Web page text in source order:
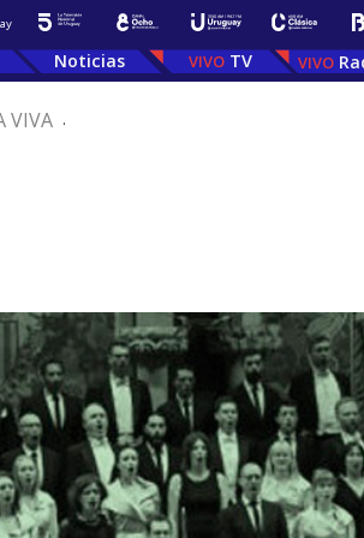
Noticias TV
VIVA .